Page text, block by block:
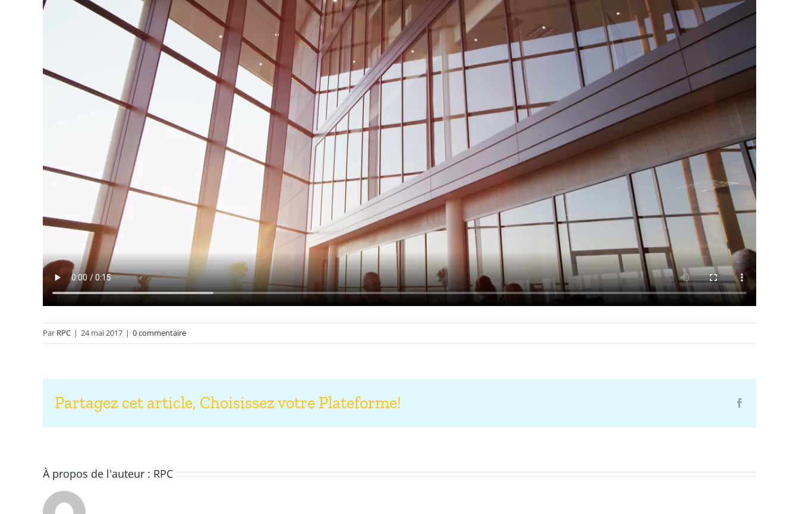
Par RPC | 24 mai 2017 | 0 commentaire
Partagez cet article, Choisissez votre Plateforme!
À propos de l'auteur : RPC